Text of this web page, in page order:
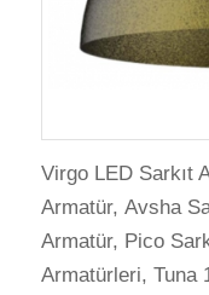
Virgo LED Sarkıt
Armatür, Avsha
Armatür, Pico
Armatürleri, Tuna